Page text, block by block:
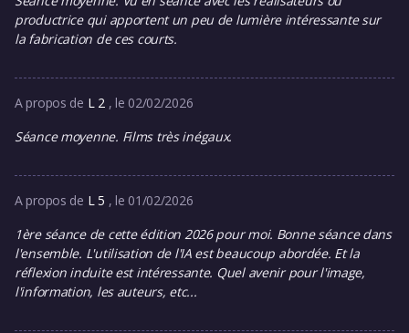
productrice qui apportent un peu de lumière intéressante sur
la fabrication de ces courts.
A propos de L 2 , le 02/02/2026
Séance moyenne. Films très inégaux.
A propos de L 5 , le 01/02/2026
1ère séance de cette édition 2026 pour moi. Bonne séance dans
l'ensemble. L'utilisation de l'IA est beaucoup abordée. Et la
réflexion induite est intéressante. Quel avenir pour l'image,
l'information, les auteurs, etc...